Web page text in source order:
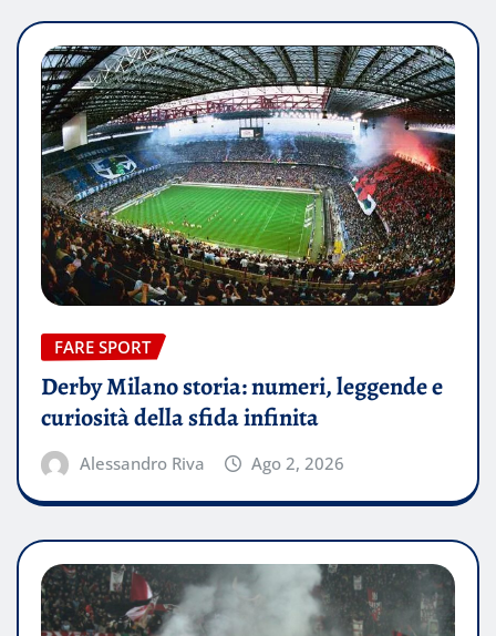
FARE SPORT
Derby Milano storia: numeri, leggende e
curiosità della sfida infinita
Alessandro Riva Ago 2, 2026